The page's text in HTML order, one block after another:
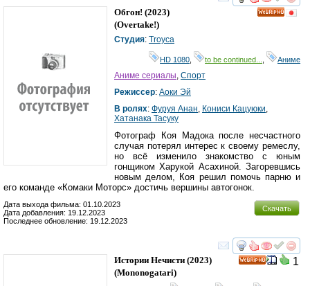
смотреть
Обгон! (2023)
(Overtake!)
Студия: Troyca
HD 1080, to be continued..., Аниме
Аниме сериалы, Спорт
Режиссер: Аоки Эй
В ролях: Фуруя Анан, Кониси Кацуюки,
Хатанака Тасуку
Фотограф Коя Мадока после несчастного
случая потерял интерес к своему ремеслу,
но всё изменило знакомство с юным
гонщиком Харукой Асахиной. Загоревшись
новым делом, Коя решил помочь парню и
его команде «Комаки Моторс» достичь вершины автогонок.
Скачать
Дата выхода фильма: 01.10.2023
Дата добавления: 19.12.2023
Последнее обновление: 19.12.2023
смотреть
1
Истории Нечисти (2023)
(Mononogatari)